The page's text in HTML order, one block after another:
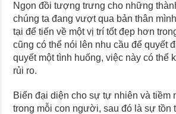
Ngọn đồi tượng trưng cho những
chúng ta đang vượt qua bản thân
tại để tiến về một vị trí tốt đẹp hơn
cũng có thể nói lên nhu cầu để quyết
quyết một tình huống, việc này có thể
rủi ro.
Biển đại diện cho sự tự nhiên và tiềm
trong mỗi con người, sau đó là sự tồn